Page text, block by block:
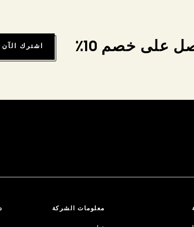
على خصم 10٪ اشترك الآن
معلومات الشركة